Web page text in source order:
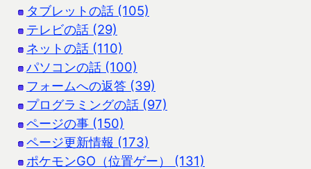
タブレットの話 (105)
テレビの話 (29)
ネットの話 (110)
パソコンの話 (100)
フォームへの返答 (39)
プログラミングの話 (97)
ページの事 (150)
ページ更新情報 (173)
ポケモンGO（位置ゲー） (131)